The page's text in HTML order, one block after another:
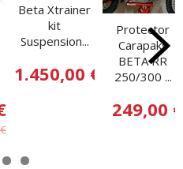
Beta Xtrainer
kit
Suspension...
1.450,00 €
Protector
Carapaks
BETA RR
250/300 ...
249,00 €